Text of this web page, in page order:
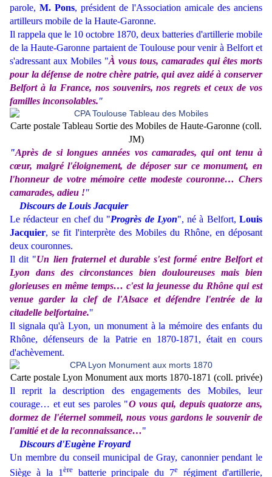
parole, M. Pons, président de l'Association amicale des anciens
artilleurs mobile de la Haute-Garonne.
Il rappela que le 10 octobre 1870, deux batteries d'artillerie mobile
de la Haute-Garonne partaient de Toulouse pour venir à Belfort et
s'adressant aux Mobiles "À vous tous, camarades qui êtes morts
pour la défense de notre chère patrie, qui avez aidé à conserver
Belfort à la France, nos souvenirs, nos regrets et ceux de vos
familles inconsolables."
Carte postale Tableau Sortie des Mobiles de Haute-Garonne (coll.
JM)
"Après de si longues années vos camarades, qui ont tenu à
cœur, malgré l'éloignement, de déposer sur ce monument, en
l'honneur de votre mémoire cette modeste couronne… Chers
camarades, adieu !"
Discours de Louis Jacquier
Le rédacteur en chef du "Progrès de Lyon", né à Belfort,Louis
Jacquier,se fit l'interprète des Mobiles du Rhône, en déposant
deux couronnes.
Il dit "Un lien fraternel et durable s'est formé entre Belfort et
Lyon dans des circonstances bien douloureuses mais bien
glorieuses en même temps… c'est la jeunesse du Rhône qui est
venue garder la clef de l'Alsace et défendre l'entrée de la
citadelle belfortaine."
Il signala qu'à Lyon, un monument à la mémoire des enfants du
Rhône, défenseurs de la Patrie en 1870-1871, était en cours
d'achèvement.
Carte postale Lyon Monument aux morts 1870-1871 (coll. privée)
Il reprit la description des engagements des Mobiles, leur
courage… et eut ses paroles "O vous qui, depuis quatorze ans,
dormez de l'éternel sommeil, nous vous gardons le souvenir de
l'amitié et de la reconnaissance…"
Discours d'Eugène Froyard
Un membre du conseil municipal de Gray, canonnier pendant le
Siège à la 1 èrebatterie principale du 7e régiment d'artillerie,